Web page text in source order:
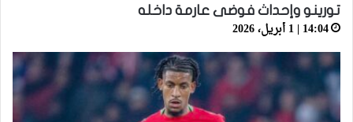
تورينو وإحداث فوضى عارمة داخله
14:04 | 1 أبريل، 2026